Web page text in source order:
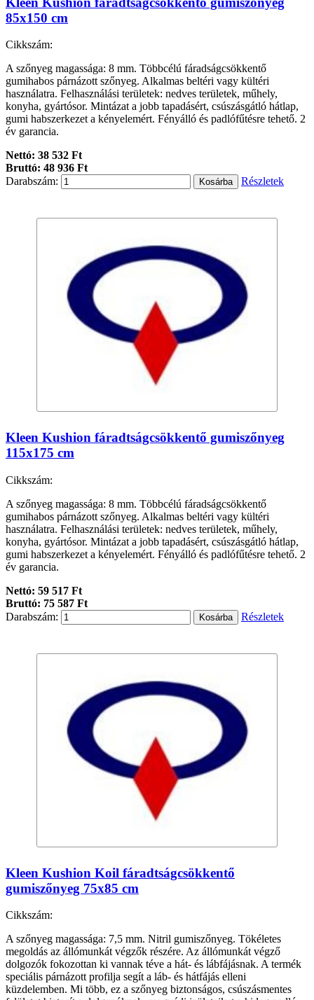
85x150 cm
Cikkszám:
A szőnyeg magassága: 8 mm. Többcélú fáradságcsökkentő
gumihabos párnázott szőnyeg. Alkalmas beltéri vagy kültéri
használatra. Felhasználási területek: nedves területek, műhely,
konyha, gyártósor. Mintázat a jobb tapadásért, csúszásgátló hátlap,
gumi habszerkezet a kényelemért. Fényálló és padlófűtésre tehető. 2
év garancia.
Nettó: 38 532 Ft
Bruttó: 48 936 Ft
Darabszám:
Részletek
Kleen Kushion fáradtságcsökkentő gumiszőnyeg
115x175 cm
Cikkszám:
A szőnyeg magassága: 8 mm. Többcélú fáradságcsökkentő
gumihabos párnázott szőnyeg. Alkalmas beltéri vagy kültéri
használatra. Felhasználási területek: nedves területek, műhely,
konyha, gyártósor. Mintázat a jobb tapadásért, csúszásgátló hátlap,
gumi habszerkezet a kényelemért. Fényálló és padlófűtésre tehető. 2
év garancia.
Nettó: 59 517 Ft
Bruttó: 75 587 Ft
Darabszám:
Részletek
Kleen Kushion Koil fáradtságcsökkentő
gumiszőnyeg 75x85 cm
Cikkszám:
A szőnyeg magassága: 7,5 mm. Nitril gumiszőnyeg. Tökéletes
megoldás az állómunkát végzők részére. Az állómunkát végző
dolgozók fokozottan ki vannak téve a hát- és lábfájásnak. A termék
speciális párnázott profilja segít a láb- és hátfájás elleni
küzdelemben. Mi több, ez a szőnyeg biztonságos, csúszásmentes